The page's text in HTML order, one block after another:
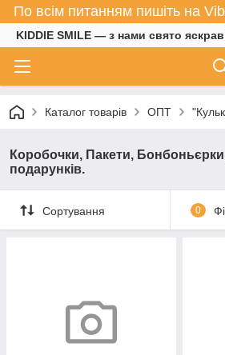
По всім питанням пишіть на
KIDDIE SMILE — з нами свято
Каталог товарів ОПТ
Коробочки, Пакети,
подарунків.
Сортування 0